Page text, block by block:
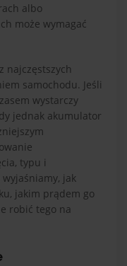
albo
może wymagać
najczęstszych
samochodu. Jeśli
wystarczy
jednak akumulator
typu i
jak
jakim prądem go
robić tego na